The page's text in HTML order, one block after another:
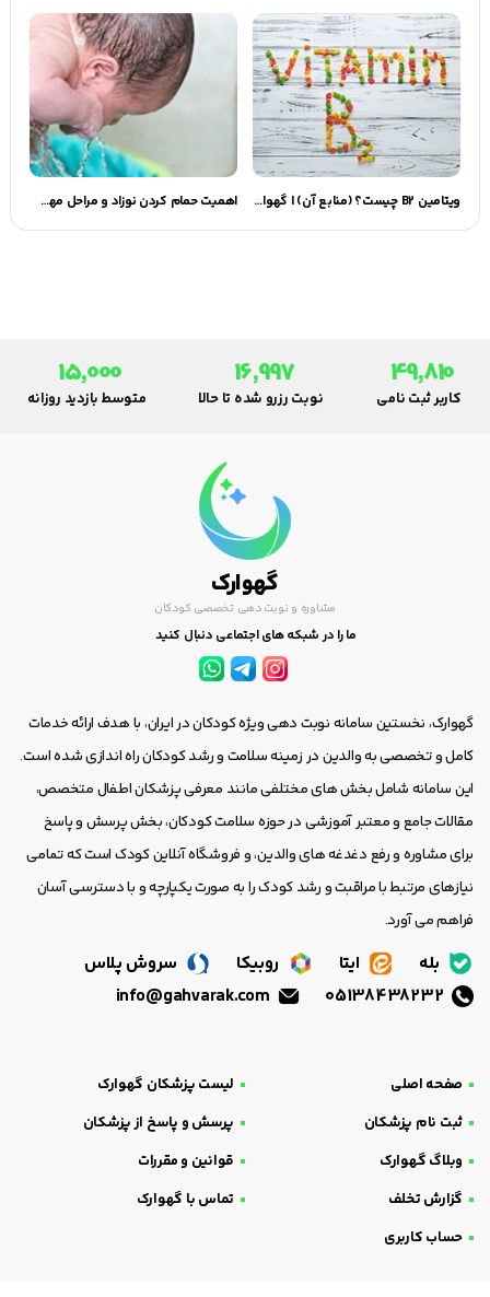
ویتامین B2 چیست؟ (منابع آن) | گهوارک اهمیت حمام کردن نوزاد و مراحل مهم آن
49,810
کاربر ثبت نامی
16,997
نوبت رزرو شده تا حالا
15,000
متوسط بازدید روزانه
گهوارک
مشاوره و نوبت دهی تخصصی کودکان
ما را در شبکه های اجتماعی دنبال کنید
گهوارک، نخستین سامانه نوبت دهی ویژه کودکان در ایران، با هدف ارائه خدمات
کامل و تخصصی به والدین در زمینه سلامت و رشد کودکان راه اندازی شده است.
این سامانه شامل بخش های مختلفی مانند معرفی پزشکان اطفال متخصص،
مقالات جامع و معتبر آموزشی در حوزه سلامت کودکان، بخش پرسش و پاسخ
برای مشاوره و رفع دغدغه های والدین، و فروشگاه آنلاین کودک است که تمامی
نیازهای مرتبط با مراقبت و رشد کودک را به صورت یکپارچه و با دسترسی آسان
فراهم می آورد.
بله ایتا روبیکا
سروش پلاس
صفحه اصلی
لیست پزشکان گهوارک
ثبت نام پزشکان
پرسش و پاسخ از پزشکان
وبلاگ گهوارک
قوانین و مقررات
گزارش تخلف
تماس با گهوارک
حساب کاربری